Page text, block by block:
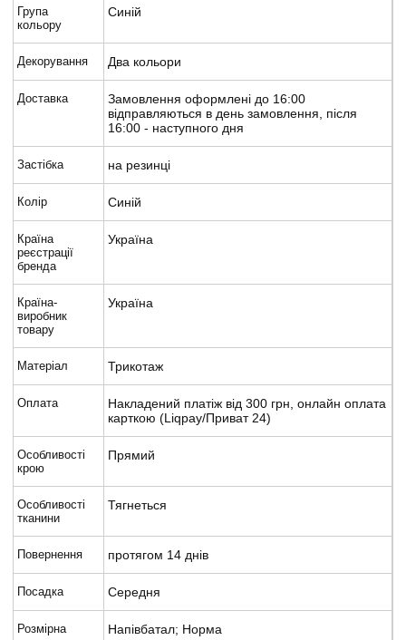
Група
кольору
Синій
Декорування Два кольори
Доставка
Замовлення оформлені до 16:00
відправляються в день замовлення, після
16:00 - наступного дня
Застібка на резинці
Колір Синій
Країна
реєстрації
бренда
Україна
Країна-
виробник
товару
Україна
Матеріал Трикотаж
Оплата
Накладений платіж від 300 грн, онлайн оплата
карткою (Liqpay/Приват 24)
Особливості
крою
Прямий
Особливості
тканини
Тягнеться
Повернення протягом 14 днів
Посадка Середня
Розмірна
Напівбатал; Норма